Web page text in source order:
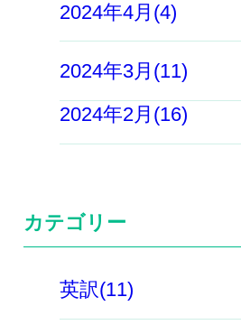
2024年4月(4)
2024年3月(11)
2024年2月(16)
カテゴリー
英訳(11)